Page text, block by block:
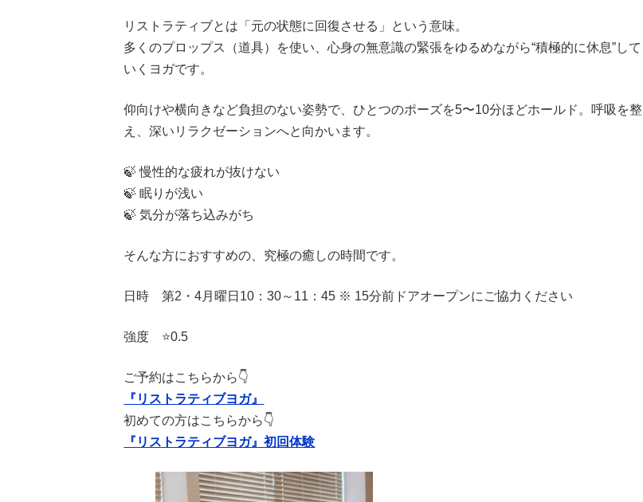
リストラティブとは「元の状態に回復させる」という意味。
多くのプロップス（道具）を使い、心身の無意識の緊張をゆるめながら“積極的に休息”して
いくヨガです。
仰向けや横向きなど負担のない姿勢で、ひとつのポーズを5〜10分ほどホールド。呼吸を整
え、深いリラクゼーションへと向かいます。
🍃 慢性的な疲れが抜けない
🍃 眠りが浅い
🍃 気分が落ち込みがち
そんな方におすすめの、究極の癒しの時間です。
日時 第2・4月曜日10：30～11：45 ※ 15分前ドアオープンにご協力ください
強度 ⭐️0.5
ご予約はこちらから👇
『リストラティブヨガ』
初めての方はこちらから👇
『リストラティブヨガ』初回体験